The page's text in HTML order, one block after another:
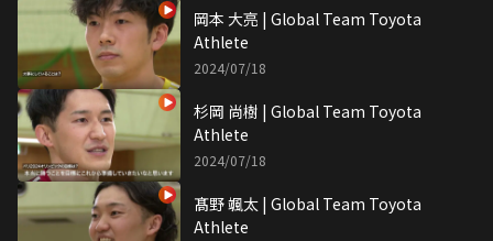
岡本 大亮 | Global Team Toyota
Athlete
2024/07/18
杉岡 尚樹 | Global Team Toyota
Athlete
2024/07/18
髙野 颯太 | Global Team Toyota
Athlete